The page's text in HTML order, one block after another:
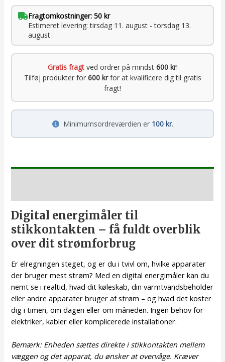
Fragtomkostninger: 50 kr
Estimeret levering: tirsdag 11. august - torsdag 13.
august
Gratis fragtved ordrer på mindst 600 kr!
Tilføj produkter for 600 krfor at kvalificere dig til gratis
fragt!
Minimumsordreværdien er 100 kr.
Digital energimåler til
stikkontakten – få fuldt overblik
over dit strømforbrug
Er elregningen steget, og er du i tvivl om, hvilke apparater
der bruger mest strøm? Med en digital energimåler kan du
nemt se i realtid, hvad dit køleskab, din varmtvandsbeholder
eller andre apparater bruger af strøm – og hvad det koster
dig i timen, om dagen eller om måneden. Ingen behov for
elektriker, kabler eller komplicerede installationer.
Bemærk: Enheden sættes direkte i stikkontakten mellem
væggen og det apparat, du ønsker at overvåge. Kræver